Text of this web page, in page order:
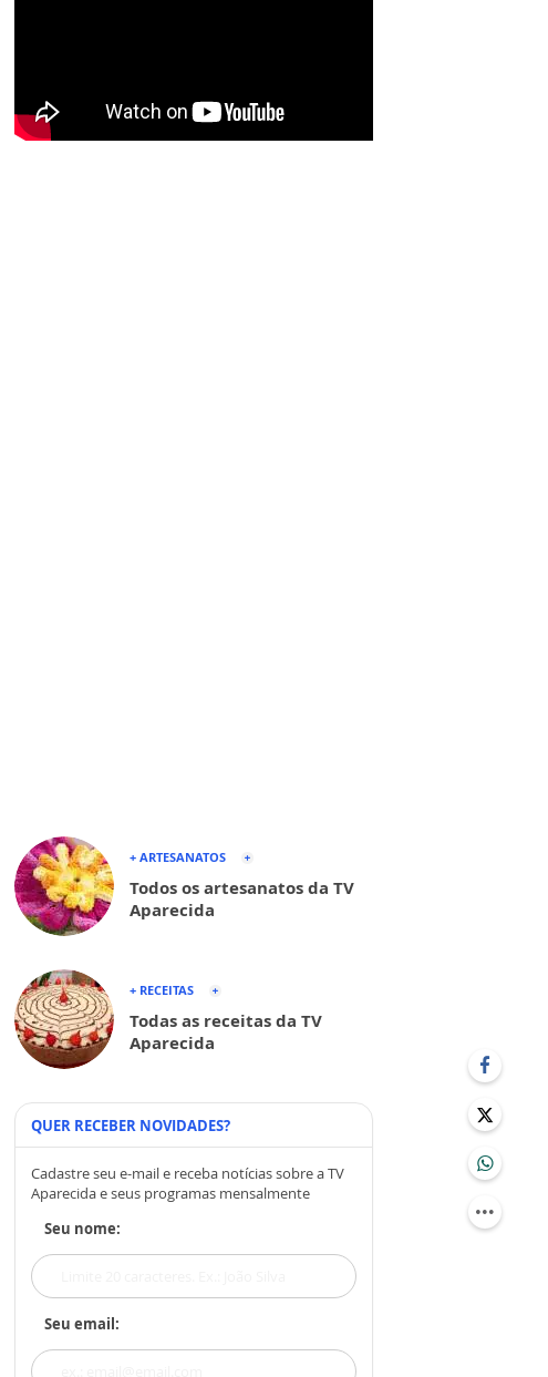
+ ARTESANATOS
Todos os artesanatos da TV
Aparecida
+ RECEITAS
Todas as receitas da TV
Aparecida
QUER RECEBER NOVIDADES?
Cadastre seu e-mail e receba notícias sobre a TV
Aparecida e seus programas mensalmente
Seu nome:
Seu email: